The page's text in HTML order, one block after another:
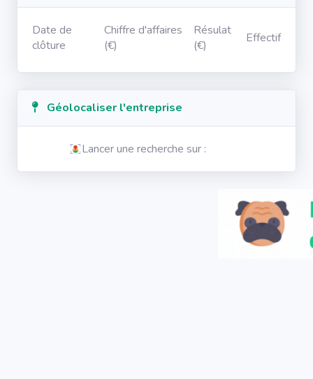
Date de
clôture
Chiffre d'affaires
(€)
Résulat
(€)
Effectif
Géolocaliser l'entreprise
Lancer une recherche sur :